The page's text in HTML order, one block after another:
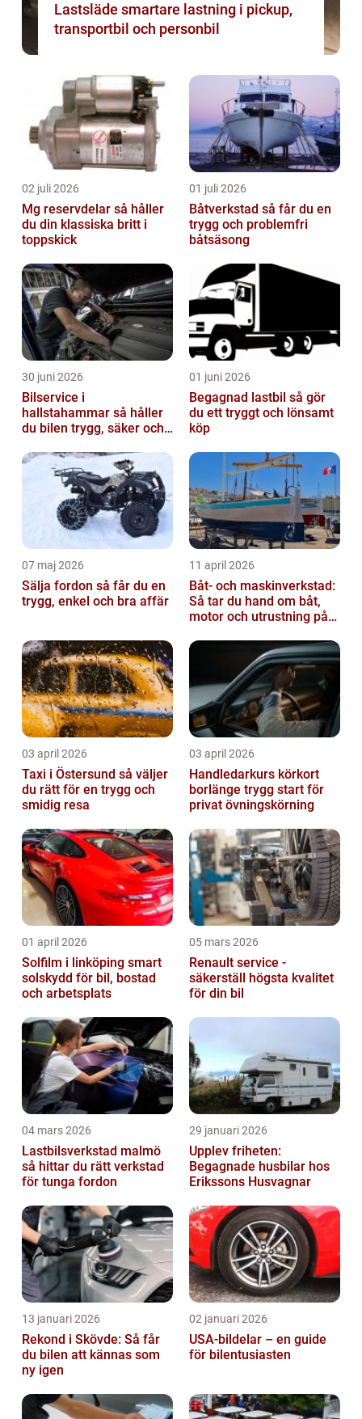
Lastsläde smartare lastning i pickup,
transportbil och personbil
02 juli 2026
Mg reservdelar så håller
du din klassiska britt i
toppskick
01 juli 2026
Båtverkstad så får du en
trygg och problemfri
båtsäsong
30 juni 2026
Bilservice i
hallstahammar så håller
du bilen trygg, säker och
01 juni 2026
Begagnad lastbil så gör
du ett tryggt och lönsamt
köp
07 maj 2026
Sälja fordon så får du en
trygg, enkel och bra affär
11 april 2026
Båt- och maskinverkstad:
Så tar du hand om båt,
motor och utrustning på
03 april 2026
Taxi i Östersund så väljer
du rätt för en trygg och
smidig resa
03 april 2026
Handledarkurs körkort
borlänge trygg start för
privat övningskörning
01 april 2026
Solfilm i linköping smart
solskydd för bil, bostad
och arbetsplats
05 mars 2026
Renault service -
säkerställ högsta kvalitet
för din bil
04 mars 2026
Lastbilsverkstad malmö
så hittar du rätt verkstad
för tunga fordon
29 januari 2026
Upplev friheten:
Begagnade husbilar hos
Erikssons Husvagnar
13 januari 2026
Rekond i Skövde: Så får
du bilen att kännas som
ny igen
02 januari 2026
USA-bildelar – en guide
för bilentusiasten